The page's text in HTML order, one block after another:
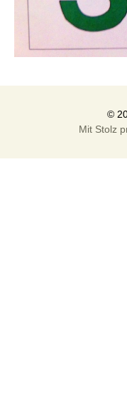
Mit Stolz